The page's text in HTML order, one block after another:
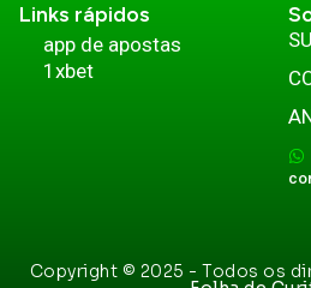
Links rápidos
app de apostas
1xbet
Copyright © 2025 - Todos os